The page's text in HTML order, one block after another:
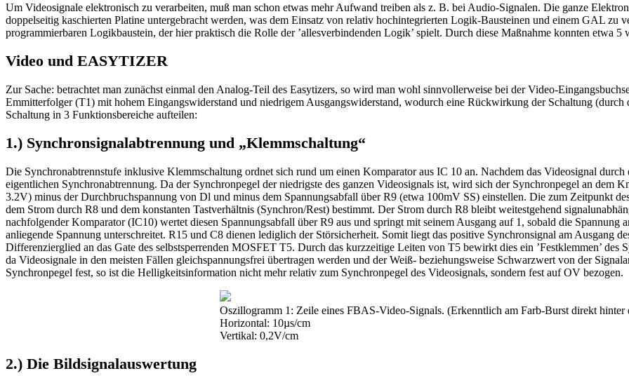
Um Videosignale elektronisch zu verarbeiten, muß man schon etwas mehr Aufwand treiben als z. B. bei Audio-Signalen. Die ganze
doppelseitig kaschierten Platine untergebracht werden, was dem Einsatz von relativ hochintegrierten Logik-Bausteinen und einem GAL zu
programmierbaren Logikbaustein, der hier praktisch die Rolle der ’allesverbindenden Logik’ spielt. Durch diese Maßnahme konnten etwa 5
Video und EASYTIZER
Zur Sache: betrachtet man zunächst einmal den Analog-Teil des Easytizers, so wird man wohl sinnvollerweise bei der Video-
Emmitterfolger (T1) mit hohem Eingangswiderstand und niedrigem Ausgangswiderstand, wodurch eine Rückwirkung der Schaltung
Schaltung in 3 Funktionsbereiche aufteilen:
1.) Synchronsignalabtrennung und „Klemmschaltung“
Die Synchronabtrennstufe inklusive Klemmschaltung ordnet sich rund um einen Komparator aus IC 10 an. Nachdem das Videosignal
eigentlichen Synchronabtrennung. Da der Synchronpegel der niedrigste des ganzen Videosignals ist, wird sich der Synchronpegel an dem
3.2V) minus der Durchbruchspannung von Dl und minus dem Spannungsabfall über R9 (etwa 100mV SS) einstellen. Die zum Zeitpunkt
dem Strom durch R8 und dem konstanten Tastverhältnis (Synchron/Rest) bestimmt. Der Strom durch R8 bleibt weitestgehend
nachfolgender Komparator (IC10) wertet diesen Spannungsabfall über R9 aus und springt mit seinem Ausgang auf 1, sobald die
anliegende Spannung unterschreitet. R15 und C8 dienen lediglich der Störsicherheit. Somit liegt das positive Synchronsignal am Ausgang
Differenzierglied an das Gate des selbstsperrenden MOSFET T5. Durch das kurzzeitige Leiten von T5 bewirkt dies ein ’Festklemmen’ des
da Videosignale in den meisten Fällen gleichspannungsfrei übertragen werden und der Weiß- beziehungsweise Schwarzwert von der
Synchronpegel fest, so ist die Helligkeitsinformation nicht mehr relativ zum Synchronpegel des Videosignals, sondern fest auf OV bezogen.
Oszillogramm 1: Zeile eines FBAS-Video-Signals. (Erkenntlich am Farb-Burst direkt hinter
Horizontal: 10µs/cm
Vertikal: 0,2V/cm
2.) Die Bildsignalauswertung